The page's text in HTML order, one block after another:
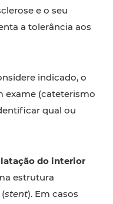
e o seu
a tolerância aos
indicado, o
exame (cateterismo
qual ou
do interior
estrutura
stent). Em casos